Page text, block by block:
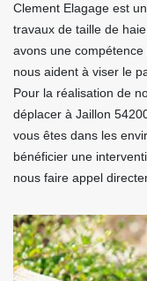
Clement Elagage est
travaux de taille de
avons une
nous aident à viser le
Pour la réalisation de
déplacer à Jaillon
vous êtes dans les
bénéficier une
nous faire appel